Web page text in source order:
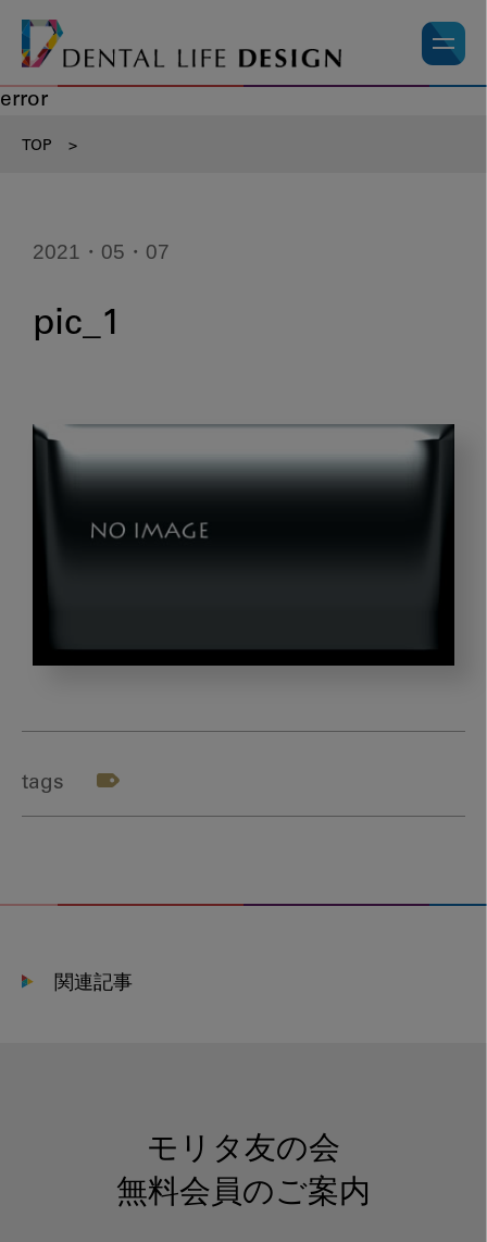
error
TOP >
2021・05・07
pic_1
tags
関連記事
モリタ友の会
無料会員のご案内